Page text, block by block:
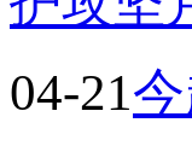
04-21